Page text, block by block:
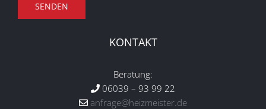
KONTAKT
Beratung:
06039 – 93 99 22
anfrage@heizmeister.de